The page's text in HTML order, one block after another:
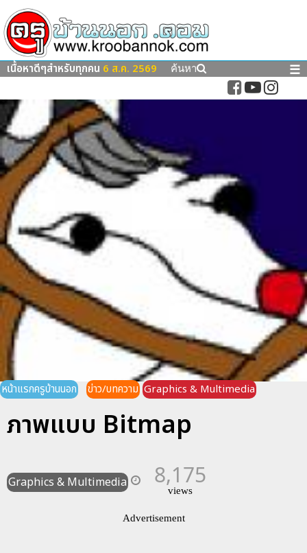
เนื้อหาดีๆสำหรับทุกคน 6 ส.ค. 2569 ค้นหา ☰
หน้าแรกครูบ้านนอก ข่าว/บทความ Graphics & Multimedia
ภาพแบบ Bitmap
Graphics & Multimedia 8,175
views
Advertisement